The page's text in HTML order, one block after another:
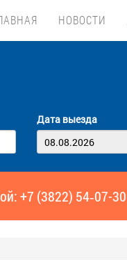
НОВОСТИ
Дата выезда
+7 (3822) 54‑07-30